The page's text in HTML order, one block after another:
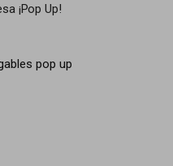
¡Pop Up!
pop up